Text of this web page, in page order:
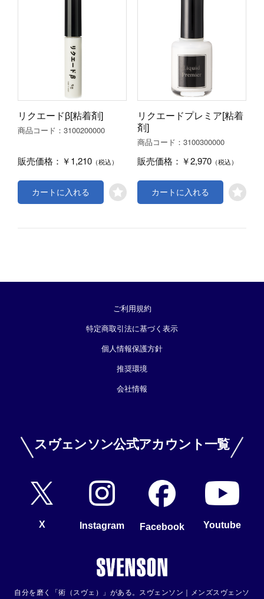
リクエードβ[粘着剤]
商品コード：3100200000
販売価格： ￥1,210 （税込）
カートに入れる
リクエードプレミア[粘着
剤]
商品コード：3100300000
販売価格： ￥2,970 （税込）
カートに入れる
ご利用規約
特定商取引法に基づく表示
個人情報保護方針
推奨環境
会社情報
スヴェンソン公式アカウント一覧
X Instagram Facebook Youtube
自分を磨く「術（スヴェ）」がある。スヴェンソン｜メンズスヴェンソ